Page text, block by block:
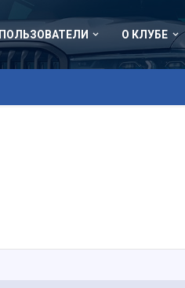
ПОЛЬЗОВАТЕЛИ О КЛУБЕ